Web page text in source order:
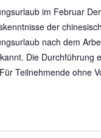
im Februar
der
nach dem
Die Durchführung
Teilnehmende ohne